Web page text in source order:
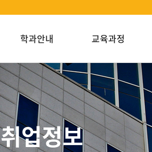
학과안내 교육과정
취업정보